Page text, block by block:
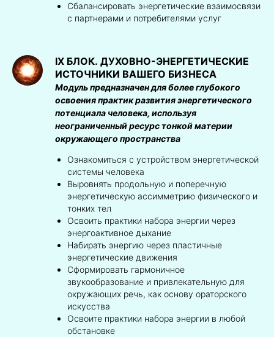
Сбалансировать энергетические взаимосвязи
с партнерами и потребителями услуг
IХ БЛОК. ДУХОВНО-ЭНЕРГЕТИЧЕСКИЕ
ИСТОЧНИКИ ВАШЕГО БИЗНЕСА
Модуль предназначен для более глубокого
освоения практик развития энергетического
потенциала человека, используя
неограниченный ресурс тонкой материи
окружающего пространства
Ознакомиться с устройством энергетической
системы человека
Выровнять продольную и поперечную
энергетическую ассимметрию физического и
тонких тел
Освоить практики набора энергии через
энергоактивное дыхание
Набирать энергию через пластичные
энергетические движения
Сформировать гармоничное
звукообразование и привлекательную для
окружающих речь, как основу ораторского
искусства
Освоите практики набора энергии в любой
обстановке